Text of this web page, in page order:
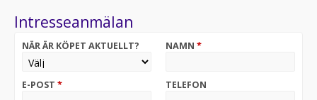
Köp din drömbil hos Riddermark Bil Järfälla! 08-572 142
Nu har vi fått in en välutrustade Audi A6 Allroad quattro
komfort och fyrhjulsdriven trygghet året runt. Med
Intresseanmälan
NÄR ÄR KÖPET AKTUELLT? NAMN *
E-POST * TELEFON